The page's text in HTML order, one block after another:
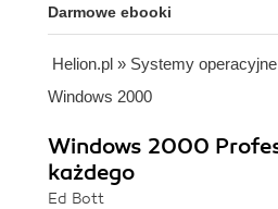
Darmowe ebooki
Helion.pl » Systemy operacyjne
Windows 2000
Windows 2000
każdego
Ed Bott